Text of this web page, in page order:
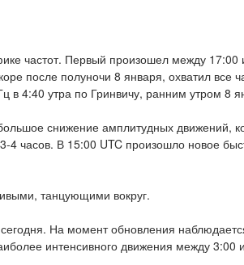
частот. Первый произошел между 17:00
после полуночи 8 января, охватил
в 4:40 утра по Гринвичу, ранним утром 8
снижение амплитудных движений,
часов. В 15:00 UTC произошло новое
танцующими вокруг.
На момент обновления
интенсивного движения между 3:00